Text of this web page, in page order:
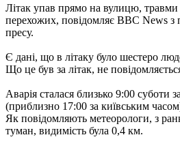
Літак упав прямо на вулицю,
перехожих, повідомляє BBC News з
пресу.
Є дані, що в літаку було шестеро
Що це був за літак, не
Аварія сталася близько 9:00 суботи
(приблизно 17:00 за київським
Як повідомляють метеорологи, з
туман, видимість була 0,4 км.